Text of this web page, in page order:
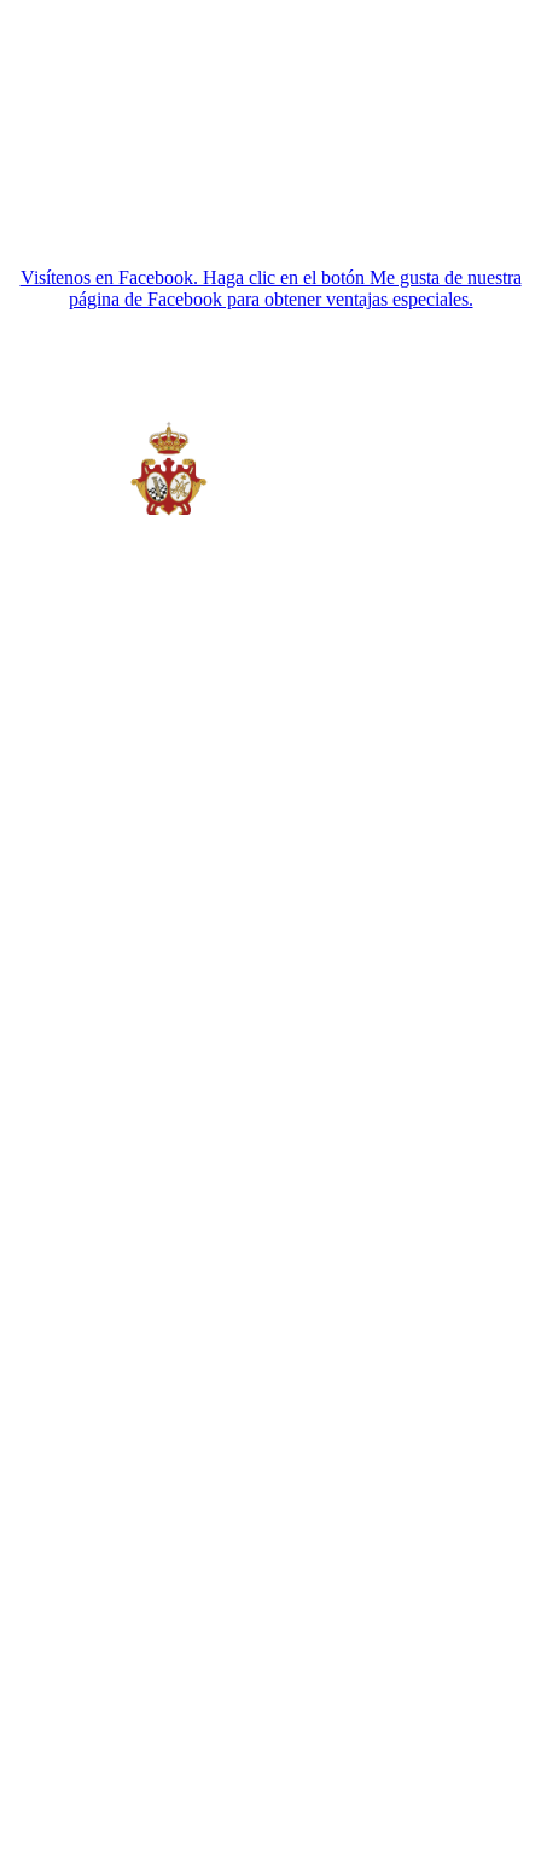
Visítenos en Facebook. Haga clic en el botón Me gusta de nuestra
página de Facebook para obtener ventajas especiales.